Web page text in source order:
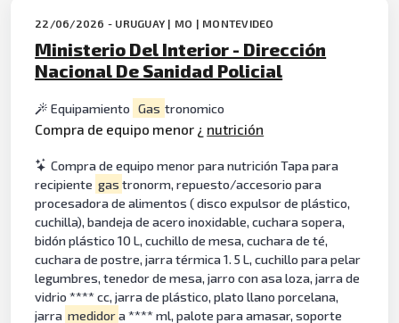
22/06/2026 - URUGUAY | MO | MONTEVIDEO
Ministerio Del Interior - Dirección
Nacional De Sanidad Policial
Equipamiento Gas tronomico
Compra de equipo menor ¿ nutrición
Compra de equipo menor para nutrición Tapa para
recipiente gas tronorm, repuesto/accesorio para
procesadora de alimentos ( disco expulsor de plástico,
cuchilla), bandeja de acero inoxidable, cuchara sopera,
bidón plástico 10 L, cuchillo de mesa, cuchara de té,
cuchara de postre, jarra térmica 1. 5 L, cuchillo para pelar
legumbres, tenedor de mesa, jarro con asa loza, jarra de
vidrio **** cc, jarra de plástico, plato llano porcelana,
jarra medidora **** ml, palote para amasar, soporte